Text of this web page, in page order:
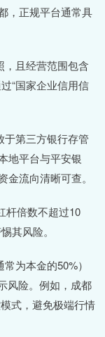
，正规平台通常具
，且经营范围包含
“国家企业信用信
于第三方银行存管
地平台与平安银
流向清晰可查。
杆倍数不超过10
其风险。
为本金的50%）
风险。例如，成都
式，避免极端行情